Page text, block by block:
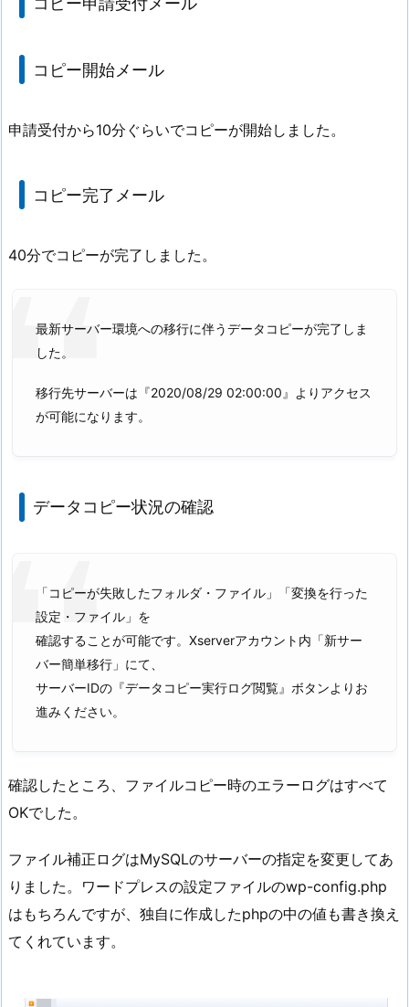
コピー開始メール
申請受付から10分ぐらいでコピーが開始しました。
コピー完了メール
40分でコピーが完了しました。
最新サーバー環境への移行に伴うデータコピーが完了しま
した。
移行先サーバーは『2020/08/29 02:00:00』よりアクセス
が可能になります。
データコピー状況の確認
「コピーが失敗したフォルダ・ファイル」「変換を行った
設定・ファイル」を
確認することが可能です。Xserverアカウント内「新サー
バー簡単移行」にて、
サーバーIDの『データコピー実行ログ閲覧』ボタンよりお
進みください。
確認したところ、ファイルコピー時のエラーログはすべて
OKでした。
ファイル補正ログはMySQLのサーバーの指定を変更してあ
りました。ワードプレスの設定ファイルのwp-config.php
はもちろんですが、独自に作成したphpの中の値も書き換え
てくれています。